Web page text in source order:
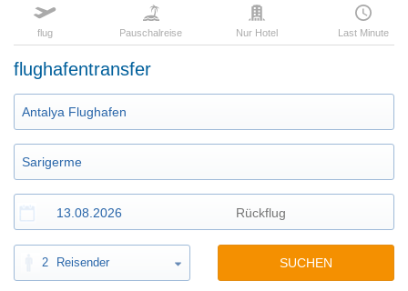
flug Pauschalreise Nur Hotel Last Minute
flughafentransfer
2 Reisender SUCHEN